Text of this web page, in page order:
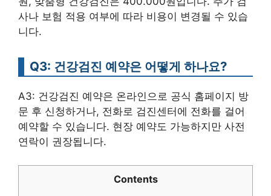
사나 보험 적용 여부에 따라 비용이 변경될 수 있습
니다.
Q3: 건강검진 예약은 어떻게 하나요?
A3: 건강검진 예약은 온라인으로 공식 홈페이지 방
문 후 신청하거나, 전화로 검진센터에 전화를 걸어
예약할 수 있습니다. 현장 예약도 가능하지만 사전
연락이 권장됩니다.
Contents